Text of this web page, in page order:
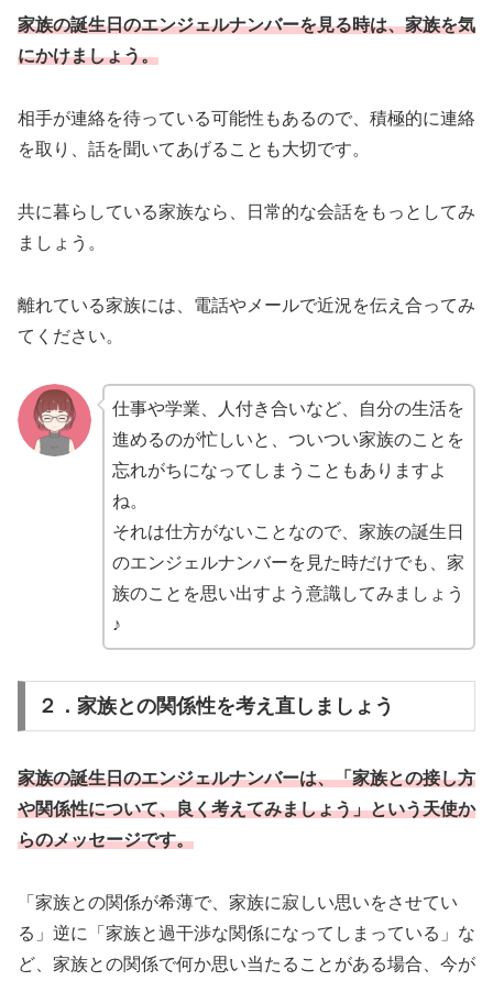
家族の誕生日のエンジェルナンバーを見る時は、家族を気
にかけましょう。
相手が連絡を待っている可能性もあるので、積極的に連絡
を取り、話を聞いてあげることも大切です。
共に暮らしている家族なら、日常的な会話をもっとしてみ
ましょう。
離れている家族には、電話やメールで近況を伝え合ってみ
てください。
仕事や学業、人付き合いなど、自分の生活を
進めるのが忙しいと、ついつい家族のことを
忘れがちになってしまうこともありますよ
ね。
それは仕方がないことなので、家族の誕生日
のエンジェルナンバーを見た時だけでも、家
族のことを思い出すよう意識してみましょう
♪
２．家族との関係性を考え直しましょう
家族の誕生日のエンジェルナンバーは、「家族との接し方
や関係性について、良く考えてみましょう」という天使か
らのメッセージです。
「家族との関係が希薄で、家族に寂しい思いをさせてい
る」逆に「家族と過干渉な関係になってしまっている」な
ど、家族との関係で何か思い当たることがある場合、今が